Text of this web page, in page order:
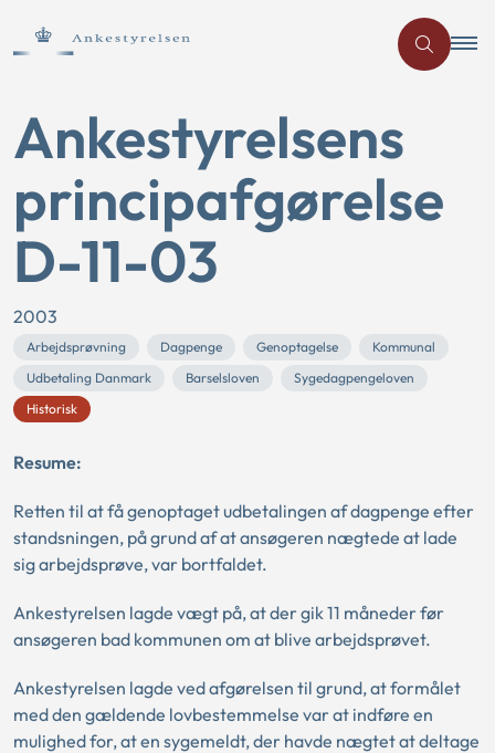
Ankestyrelsens
principafgørelse
D-11-03
2003
Arbejdsprøvning Dagpenge Genoptagelse
Kommunal
Udbetaling Danmark
Barselsloven
Sygedagpengeloven
Historisk
Resume:
Retten til at få genoptaget udbetalingen af dagpenge efter
standsningen, på grund af at ansøgeren nægtede at lade
sig arbejdsprøve, var bortfaldet.
Ankestyrelsen lagde vægt på, at der gik 11 måneder før
ansøgeren bad kommunen om at blive arbejdsprøvet.
Ankestyrelsen lagde ved afgørelsen til grund, at formålet
med den gældende lovbestemmelse var at indføre en
mulighed for, at en sygemeldt, der havde nægtet at deltage